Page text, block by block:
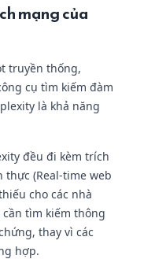
mạng của
truyền thống,
cụ tìm kiếm đàm
là khả năng
đều đi kèm trích
(Real-time web
cho các nhà
tìm kiếm thông
thay vì các
hợp.